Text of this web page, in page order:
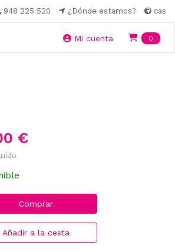
948 225 520 ¿Dónde estamos? cas
Mi cuenta 0
€
Comprar
Añadir a la cesta